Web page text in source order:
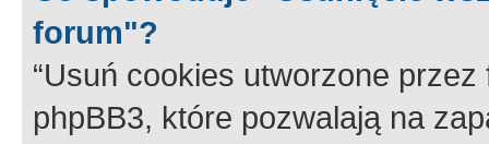
forum"?
“Usuń cookies utworzone
phpBB3, które pozwalają na